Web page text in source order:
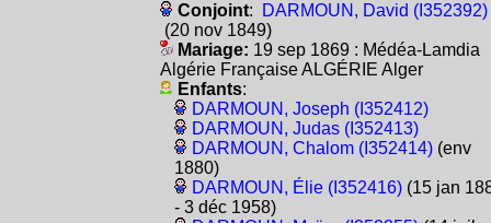
Conjoint:
DARMOUN, David (I352392)
(20 nov 1849)
Mariage: 19 sep 1869 : Médéa-Lamdia
Algérie Française ALGÉRIE Alger
Enfants:
DARMOUN, Joseph (I352412)
DARMOUN, Judas (I352413)
DARMOUN, Chalom (I352414)(env
1880)
DARMOUN, Élie (I352416)(15 jan
- 3 déc 1958)